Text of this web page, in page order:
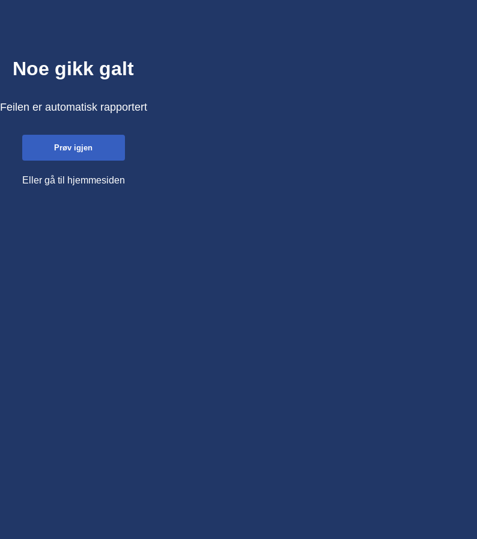
Noe gikk galt
Feilen er automatisk rapportert
Prøv igjen
Eller gå til hjemmesiden